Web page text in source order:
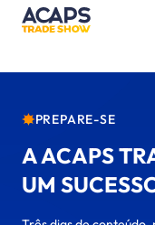
PREPARE-SE
A ACAPS
UM